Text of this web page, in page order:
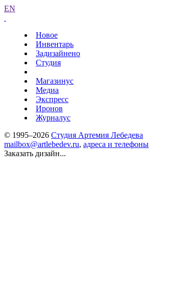
EN
Новое
Инвентарь
Задизайнено
Студия
Магазинус
Медиа
Экспресс
Иронов
Журналус
© 1995–2026 Студия Артемия Лебедева
mailbox@artlebedev.ru, адреса и телефоны
Заказать дизайн...